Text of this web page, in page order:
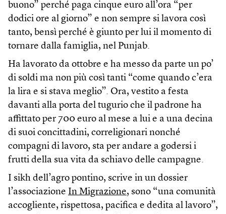
buono” perché paga cinque euro all’ora “per
dodici ore al giorno” e non sempre si lavora così
tanto, bensì perché è giunto per lui il momento di
tornare dalla famiglia, nel Punjab.
Ha lavorato da ottobre e ha messo da parte un po’
di soldi ma non più così tanti “come quando c’era
la lira e si stava meglio”. Ora, vestito a festa
davanti alla porta del tugurio che il padrone ha
affittato per 700 euro al mese a lui e a una decina
di suoi concittadini, correligionari nonché
compagni di lavoro, sta per andare a godersi i
frutti della sua vita da schiavo delle campagne.
I sikh dell’agro pontino, scrive in un dossier
l’associazione In Migrazione, sono “una comunità
accogliente, rispettosa, pacifica e dedita al lavoro”,